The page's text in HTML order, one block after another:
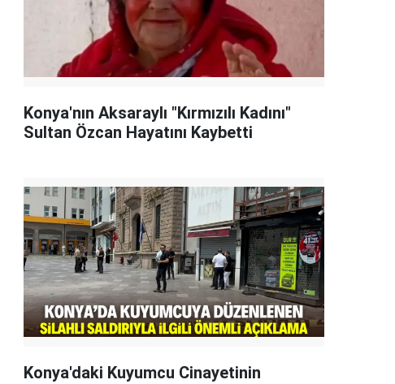
Konya'nın Aksaraylı "Kırmızılı Kadını"
Sultan Özcan Hayatını Kaybetti
Konya'daki Kuyumcu Cinayetinin